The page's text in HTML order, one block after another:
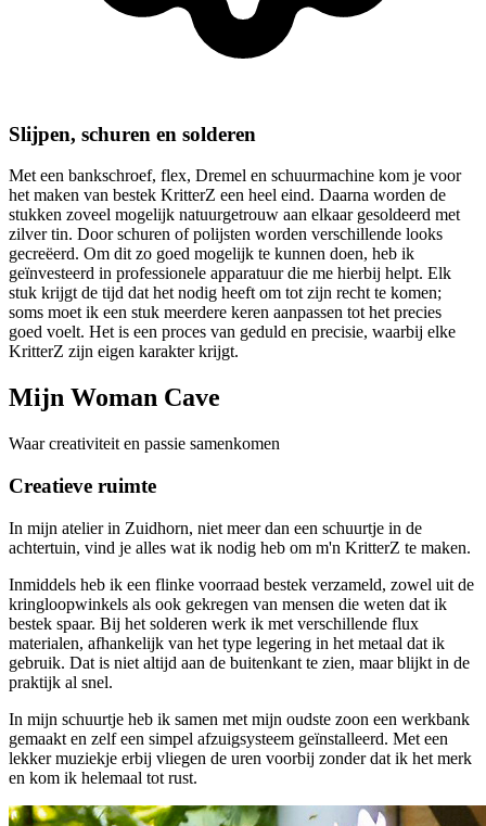
Slijpen, schuren en solderen
Met een bankschroef, flex, Dremel en schuurmachine kom je voor
het maken van bestek KritterZ een heel eind. Daarna worden de
stukken zoveel mogelijk natuurgetrouw aan elkaar gesoldeerd met
zilver tin. Door schuren of polijsten worden verschillende looks
gecreëerd. Om dit zo goed mogelijk te kunnen doen, heb ik
geïnvesteerd in professionele apparatuur die me hierbij helpt. Elk
stuk krijgt de tijd dat het nodig heeft om tot zijn recht te komen;
soms moet ik een stuk meerdere keren aanpassen tot het precies
goed voelt. Het is een proces van geduld en precisie, waarbij elke
KritterZ zijn eigen karakter krijgt.
Mijn Woman Cave
Waar creativiteit en passie samenkomen
Creatieve ruimte
In mijn atelier in Zuidhorn, niet meer dan een schuurtje in de
achtertuin, vind je alles wat ik nodig heb om m'n KritterZ te maken.
Inmiddels heb ik een flinke voorraad bestek verzameld, zowel uit de
kringloopwinkels als ook gekregen van mensen die weten dat ik
bestek spaar. Bij het solderen werk ik met verschillende flux
materialen, afhankelijk van het type legering in het metaal dat ik
gebruik. Dat is niet altijd aan de buitenkant te zien, maar blijkt in de
praktijk al snel.
In mijn schuurtje heb ik samen met mijn oudste zoon een werkbank
gemaakt en zelf een simpel afzuigsysteem geïnstalleerd. Met een
lekker muziekje erbij vliegen de uren voorbij zonder dat ik het merk
en kom ik helemaal tot rust.